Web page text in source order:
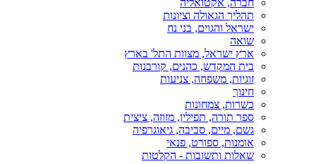
חברה, אקטואליה
תהליך הגאולה וציונות
ישראל והגוים, בני נח
שואה
ארץ ישראל, מצוות התל' בארץ
בית המקדש, כהנים, קורבנות
זוגיות, משפחה, צניעות
חינוך
כשרות, צמחונות
ספר תורה, תפילין, מזוזה, ציצית
גשם, מיים, סביבה, גיאוגרפיה
אומנות, ספורט, פנאי
שאלות ותשובות - הקלטות